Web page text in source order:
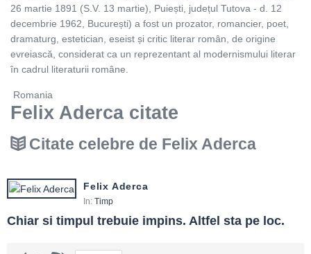
26 martie 1891 (S.V. 13 martie), Puiești, județul Tutova - d. 12
decembrie 1962, București) a fost un prozator, romancier, poet,
dramaturg, estetician, eseist și critic literar român, de origine
evreiască, considerat ca un reprezentant al modernismului literar
în cadrul literaturii române.
Romania
Felix Aderca citate
Citate celebre de Felix Aderca
Felix Aderca
In: Timp
Chiar si timpul trebuie impins. Altfel sta pe loc.